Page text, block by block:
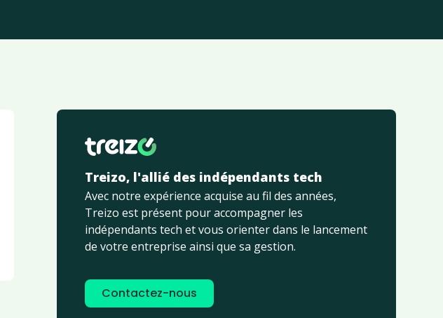
Treizo, l'allié des indépendants tech
Avec notre expérience acquise au fil des années,
Treizo est présent pour accompagner les
indépendants tech et vous orienter dans le lancement
de votre entreprise ainsi que sa gestion.
Contactez-nous